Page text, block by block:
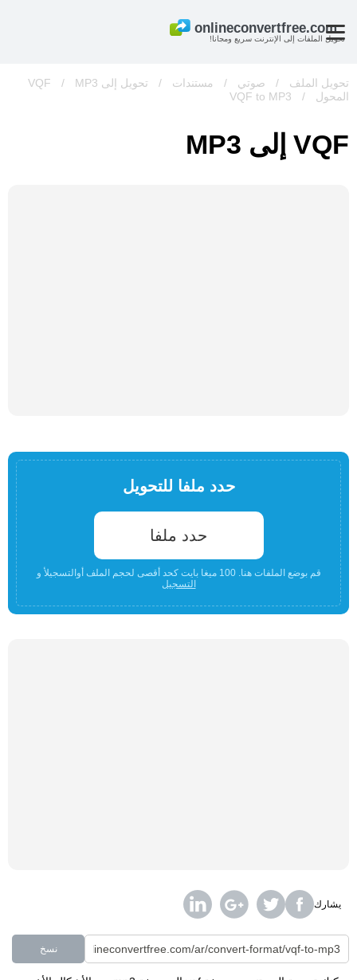
تحويل الملفات إلى الإنترنت سريع ومجانا!
تحويل الملف / صوتي / مستندات / تحويل إلى VQF /
MP3
المحول
/
VQF to MP3
VQF إلى MP3
حدد ملفا للتحويل
حدد ملفا
قم بوضع الملفات هنا. 100 ميغا بايت كحد أقصى لحجم الملف أوالتسجيلأ و
التسجيل
يشارك
نسخ